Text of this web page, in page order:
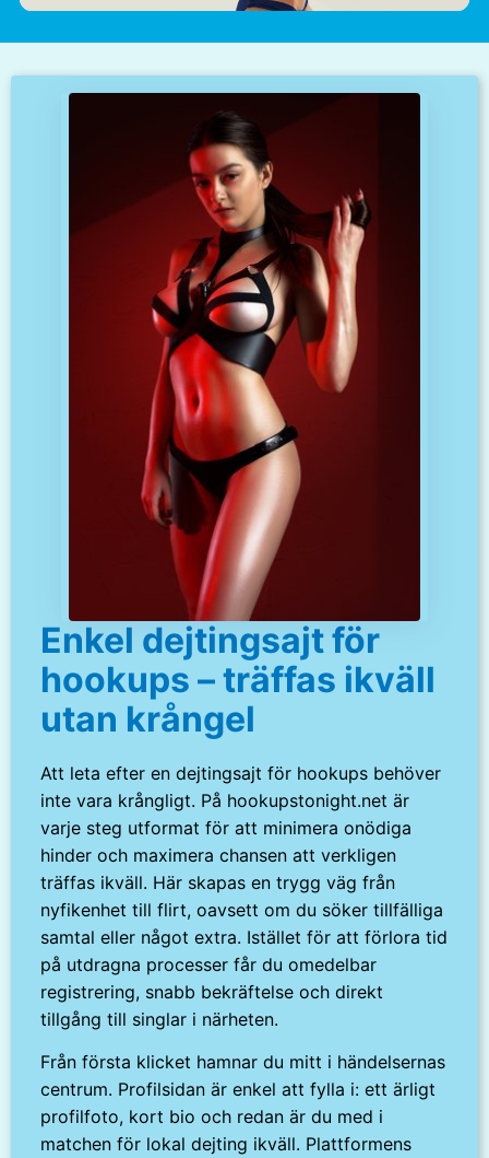
Enkel dejtingsajt för
hookups – träffas ikväll
utan krångel
Att leta efter en dejtingsajt för hookups behöver
inte vara krångligt. På hookupstonight.net är
varje steg utformat för att minimera onödiga
hinder och maximera chansen att verkligen
träffas ikväll. Här skapas en trygg väg från
nyfikenhet till flirt, oavsett om du söker tillfälliga
samtal eller något extra. Istället för att förlora tid
på utdragna processer får du omedelbar
registrering, snabb bekräftelse och direkt
tillgång till singlar i närheten.
Från första klicket hamnar du mitt i händelsernas
centrum. Profilsidan är enkel att fylla i: ett ärligt
profilfoto, kort bio och redan är du med i
matchen för lokal dejting ikväll. Plattformens